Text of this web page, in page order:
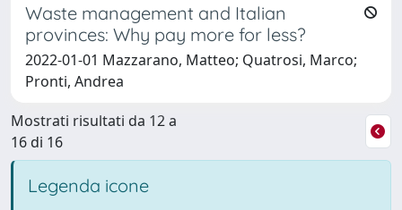
Waste management and Italian
provinces: Why pay more for less?
2022-01-01 Mazzarano, Matteo; Quatrosi, Marco;
Pronti, Andrea
Mostrati risultati da 12 a
16 di 16
Legenda icone